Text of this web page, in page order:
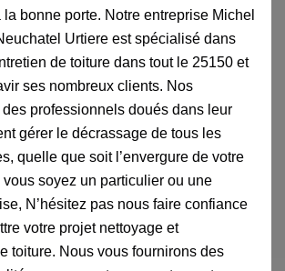
bonne porte. Notre entreprise Michel
Urtiere est spécialisé dans
de toiture dans tout le 25150 et
ses nombreux clients. Nos
professionnels doués dans leur
gérer le décrassage de tous les
quelle que soit l’envergure de votre
vous soyez un particulier ou une
N’hésitez pas nous faire confiance
votre projet nettoyage et
toiture. Nous vous fournirons des